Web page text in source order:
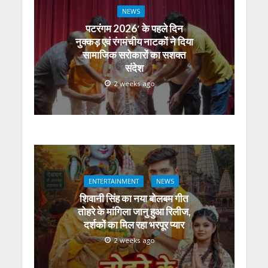
NEWS
पटरंगम 2026′ के पहले दिन
नुक्कड़ एवं रंगमंचीय नाटकों ने दिया
सामाजिक सरोकारों का सशक्त
संदेश
2 weeks ago
ENTERTAINMENT NEWS
शिवानी सिंह का नया बोलबम गीत
तोहरे के मांगिला जानु हुआ रिलीज,
दर्शकों का मिल रहा भरपूर प्यार
2 weeks ago